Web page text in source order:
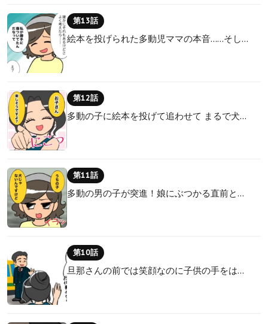
第13話
絵本を投げられた多動児ママの本音……そし…
第12話
多動の子に絵本を投げて追わせて まるで犬…
第11話
多動の男の子が突進！娘にぶつかる直前と…
第10話
旦那さんの前では笑顔なのに子供の手をは…